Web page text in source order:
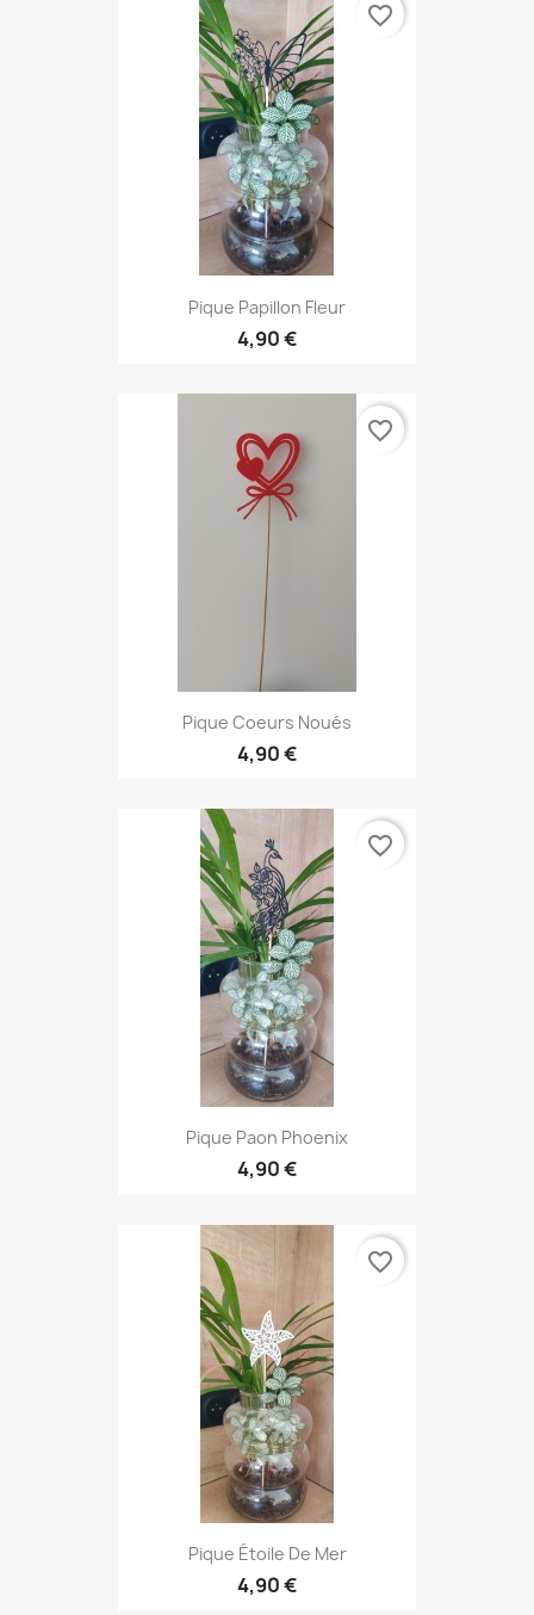
Pique Papillon Fleur
4,90 €
favorite_border
Pique Coeurs Noués
4,90 €
favorite_border
Pique Paon Phoenix
4,90 €
favorite_border
Pique Étoile De Mer
4,90 €
favorite_border